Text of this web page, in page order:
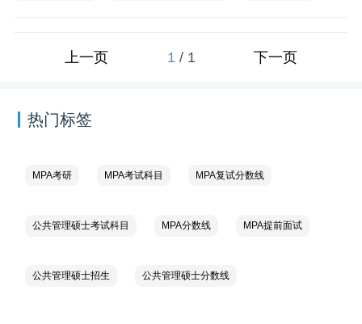
上一页 1 / 1 下一页
热门标签
MPA考研 MPA考试科目 MPA复试分数线
公共管理硕士考试科目 MPA分数线 MPA提前面试
公共管理硕士招生 公共管理硕士分数线